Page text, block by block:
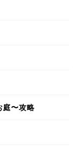
庭〜攻略